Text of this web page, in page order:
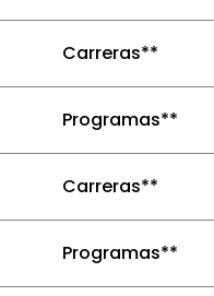
Carreras**
Programas**
Carreras**
Programas**